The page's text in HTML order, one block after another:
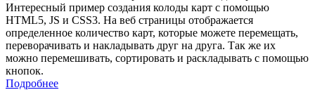
Интересный пример создания колоды карт с помощью
HTML5, JS и CSS3. На веб страницы отображается
определенное количество карт, которые можете перемещать,
переворачивать и накладывать друг на друга. Так же их
можно перемешивать, сортировать и раскладывать с помощью
кнопок.
Подробнее